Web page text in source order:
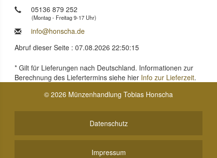
05136 879 252
(Montag - Freitag 9-17 Uhr)
info@honscha.de
Abruf dieser Seite : 07.08.2026 22:50:15
* Gilt für Lieferungen nach Deutschland. Informationen zur
Berechnung des Liefertermins siehe hier Info zur Lieferzeit.
© 2026 Münzenhandlung Tobias Honscha
Datenschutz
Impressum